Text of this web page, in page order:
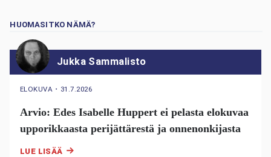
HUOMASITKO NÄMÄ?
Jukka Sammalisto
ELOKUVA ・ 31.7.2026
Arvio: Edes Isabelle Huppert ei pelasta elokuvaa
upporikkaasta perijättärestä ja onnenonkijasta
LUE LISÄÄ